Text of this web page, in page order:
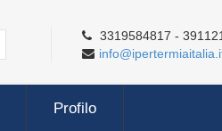
3319584817 -
Profilo